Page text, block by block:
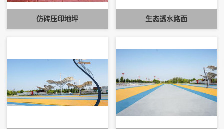
仿砖压印地坪 生态透水路面